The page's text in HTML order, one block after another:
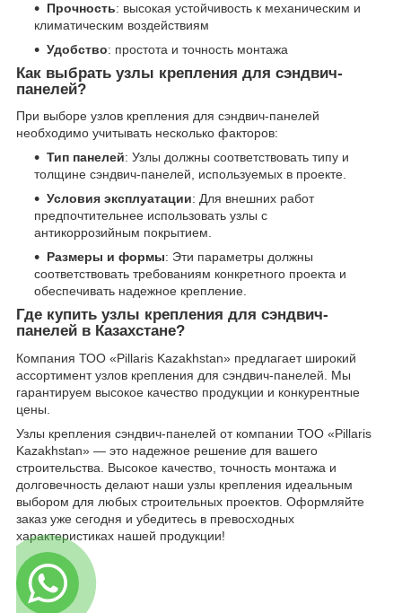
Прочность: высокая устойчивость к механическим и
климатическим воздействиям
Удобство: простота и точность монтажа
Как выбрать узлы крепления для сэндвич-
панелей?
При выборе узлов крепления для сэндвич-панелей
необходимо учитывать несколько факторов:
Тип панелей: Узлы должны соответствовать типу и
толщине сэндвич-панелей, используемых в проекте.
Условия эксплуатации: Для внешних работ
предпочтительнее использовать узлы с
антикоррозийным покрытием.
Размеры и формы: Эти параметры должны
соответствовать требованиям конкретного проекта и
обеспечивать надежное крепление.
Где купить узлы крепления для сэндвич-
панелей в Казахстане?
Компания ТОО «Pillaris Kazakhstan» предлагает широкий
ассортимент узлов крепления для сэндвич-панелей. Мы
гарантируем высокое качество продукции и конкурентные
цены.
Узлы крепления сэндвич-панелей от компании ТОО «Pillaris
Kazakhstan» — это надежное решение для вашего
строительства. Высокое качество, точность монтажа и
долговечность делают наши узлы крепления идеальным
выбором для любых строительных проектов. Оформляйте
заказ уже сегодня и убедитесь в превосходных
характеристиках нашей продукции!